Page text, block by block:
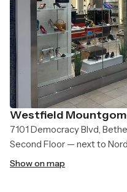
Westfield
7101 Democracy Blvd,
Second Floor — next to
Show on map